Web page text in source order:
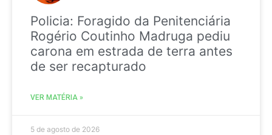
Policia: Foragido da Penitenciária
Rogério Coutinho Madruga pediu
carona em estrada de terra antes
de ser recapturado
VER MATÉRIA »
5 de agosto de 2026